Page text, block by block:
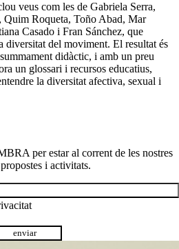
veus com les de Gabriela Serra,
Roqueta, Toño Abad, Mar
Casado i Fran Sánchez, que
diversitat del moviment. El resultat és
didàctic, i amb un preu
un glossari i recursos educatius,
la diversitat afectiva, sexual i
per estar al corrent de les nostres
i activitats.